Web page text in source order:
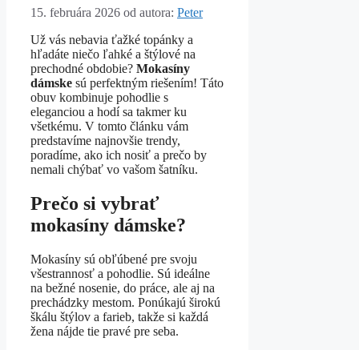
15. februára 2026 od autora: Peter
Už vás nebavia ťažké topánky a
hľadáte niečo ľahké a štýlové na
prechodné obdobie? Mokasíny
dámske sú perfektným riešením! Táto
obuv kombinuje pohodlie s
eleganciou a hodí sa takmer ku
všetkému. V tomto článku vám
predstavíme najnovšie trendy,
poradíme, ako ich nosiť a prečo by
nemali chýbať vo vašom šatníku.
Prečo si vybrať
mokasíny dámske?
Mokasíny sú obľúbené pre svoju
všestrannosť a pohodlie. Sú ideálne
na bežné nosenie, do práce, ale aj na
prechádzky mestom. Ponúkajú širokú
škálu štýlov a farieb, takže si každá
žena nájde tie pravé pre seba.